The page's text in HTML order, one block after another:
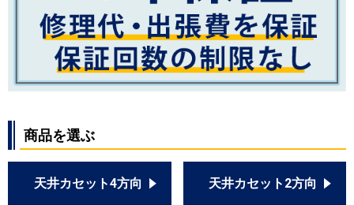
商品を選ぶ
天井カセット4方向 天井カセット2方向